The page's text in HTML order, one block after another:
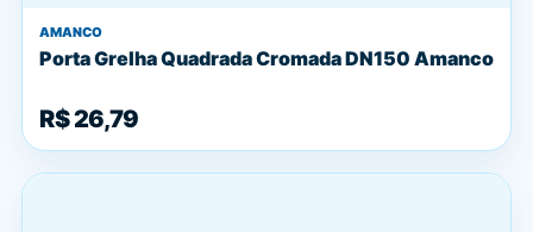
AMANCO
Porta Grelha Quadrada Cromada DN150 Amanco
R$ 26,79